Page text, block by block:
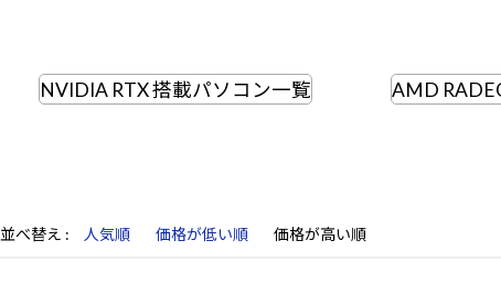
NVIDIA RTX 搭載パソコン一覧 AMD
並べ替え 人気順 価格が低い順 価格が高い順